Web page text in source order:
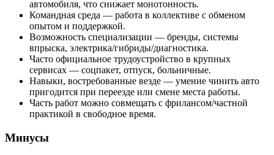
автомобиля, что снижает монотонность.
Командная среда — работа в коллективе с обменом
опытом и поддержкой.
Возможность специализации — бренды, системы
впрыска, электрика/гибриды/диагностика.
Часто официальное трудоустройство в крупных
сервисах — соцпакет, отпуск, больничные.
Навыки, востребованные везде — умение чинить авто
пригодится при переезде или смене места работы.
Часть работ можно совмещать с фрилансом/частной
практикой в свободное время.
Минусы